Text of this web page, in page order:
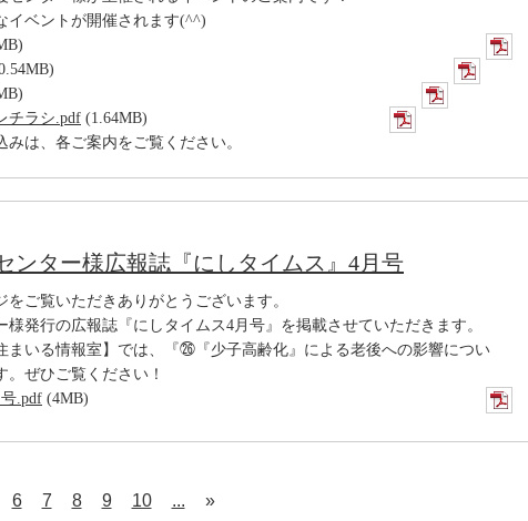
イベントが開催されます(^^)
チラシ.pdf (1.64MB)
は、各ご案内をご覧ください。
ンター様広報誌『にしタイムス』4月号
をご覧いただきありがとうございます。
様発行の広報誌『にしタイムス4月号』を掲載させていただきます。
まいる情報室】では、『㉖『少子高齢化』による老後への影響につい
ぜひご覧ください！
.pdf (4MB)
6 7 8 9 10 ... »